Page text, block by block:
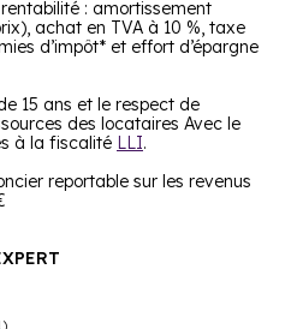
: amortissement
achat en TVA à 10 %, taxe
d’impôt* et effort d’épargne
15 ans et le respect de
des locataires Avec le
à la fiscalité LLI.
reportable sur les revenus